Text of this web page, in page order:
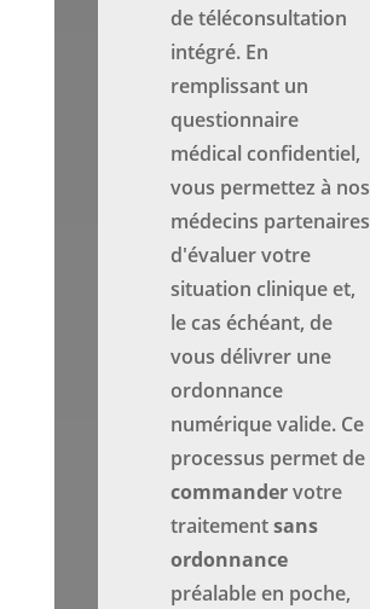
de téléconsultation
intégré. En
remplissant un
questionnaire
médical confidentiel,
vous permettez à nos
médecins partenaires
d'évaluer votre
situation clinique et,
le cas échéant, de
vous délivrer une
ordonnance
numérique valide. Ce
processus permet de
commandervotre
traitementsans
ordonnance
préalable en poche,